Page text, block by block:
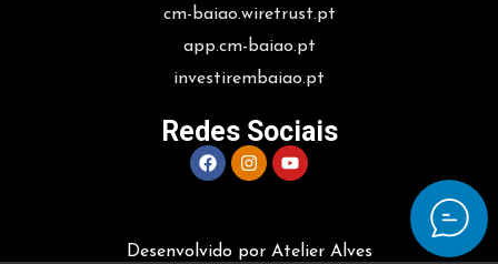
cm-baiao.wiretrust.pt
app.cm-baiao.pt
investirembaiao.pt
Redes Sociais
Desenvolvido por Atelier Alves